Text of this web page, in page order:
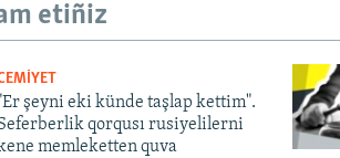
etiñiz
şeyni eki künde taşlap kettim".
qorqusı rusiyelilerni
memleketten quva